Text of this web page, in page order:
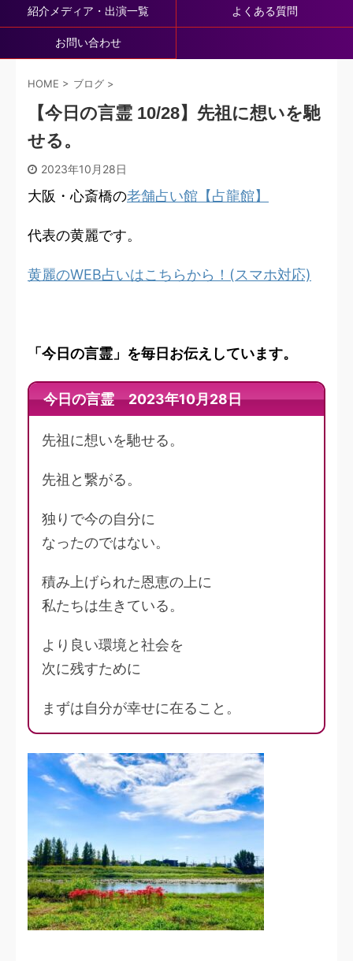
紹介メディア・出演一覧 よくある質問
お問い合わせ
HOME > ブログ >
【今日の言霊 10/28】先祖に想いを馳
せる。
2023年10月28日
大阪・心斎橋の老舗占い館【占龍館】
代表の黄麗です。
黄麗のWEB占いはこちらから！(スマホ対応)
「今日の言霊」を毎日お伝えしています。
今日の言霊 2023年10月28日
先祖に想いを馳せる。
先祖と繋がる。
独りで今の自分に
なったのではない。
積み上げられた恩恵の上に
私たちは生きている。
より良い環境と社会を
次に残すために
まずは自分が幸せに在ること。